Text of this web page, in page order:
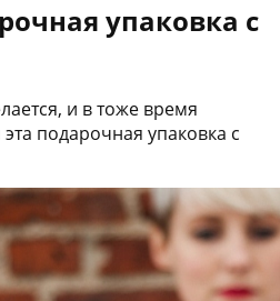
упаковка с
и в тоже время
подарочная упаковка с